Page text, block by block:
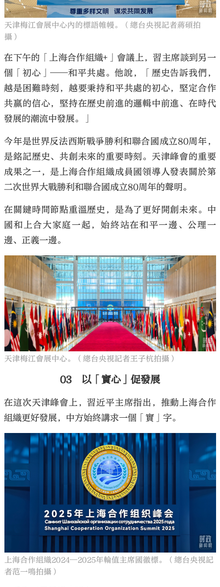
天津梅江會展中心內的標語帷幔。（總台央視記者蔣碩拍
攝）
在下午的「上海合作組織+」會議上，習主席談到另一
個「初心」——和平共處。他說，「歷史告訴我們，
越是困難時刻，越要秉持和平共處的初心，堅定合作
共贏的信心，堅持在歷史前進的邏輯中前進、在時代
發展的潮流中發展。」
今年是世界反法西斯戰爭勝利和聯合國成立80周年，
是銘記歷史、共創未來的重要時刻。天津峰會的重要
成果之一，是上海合作組織成員國領導人發表關於第
二次世界大戰勝利和聯合國成立80周年的聲明。
在關鍵時間節點重溫歷史，是為了更好開創未來。中
國和上合大家庭一起，始終站在和平一邊、公理一
邊、正義一邊。
天津梅江會展中心。（總台央視記者王子杭拍攝）
03 以「實心」促發展
在這次天津峰會上，習近平主席指出，推動上海合作
組織更好發展，中方始終講求一個「實」字。
上海合作組織2024—2025年輪值主席國徽標。（總台央視記
者范一鳴拍攝）